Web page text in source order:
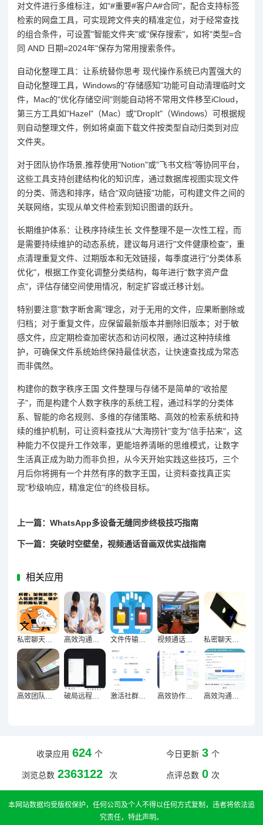
对文件进行多维标注，如"#重要#客户A#合同"，配合支持标签
检索的网盘工具，可实现跨文件夹的精准定位，对于经常查找
的组合条件，可设置"智能文件夹"或"保存搜索"，如将"类型=合
同 AND 日期=2024年"保存为常用搜索条件。
自动化整理工具：让系统替你思考 现代操作系统已内置强大的
自动化整理工具，Windows的"存储感知"功能可自动清理临时文
件，Mac的"优化存储空间"则能自动将不常用文件移至iCloud，
第三方工具如"Hazel"（Mac）或"DropIt"（Windows）可根据规
则自动整理文件，例如将桌面下载文件按类型自动归类到对应
文件夹。
对于团队协作场景,推荐使用"Notion"或"飞书文档"等协同平台，
这些工具支持创建结构化的知识库，通过数据库视图实现文件
的分类、筛选和排序，结合"双向链接"功能，可构建文件之间的
关联网络，实现从单文件检索到知识图谱的跃升。
长期维护体系：让秩序持续生长 文件整理不是一次性工程，而
是需要持续维护的动态系统，建议每月进行"文件健康检查"，重
点清理重复文件、过期版本和无效链接，每季度进行"分类体系
优化"，根据工作变化调整分类结构，每年进行"数字资产盘
点"，评估存储空间使用情况，制定扩容或迁移计划。
特别要注意"数字断舍离"理念，对于无用的文件，应果断删除或
归档；对于重复文件，应保留最新版本并删除旧版本；对于敏
感文件，应定期检查加密状态和访问权限，通过这种持续维
护，可确保文件系统始终保持最佳状态，让快速查找成为常态
而非偶然。
构建你的数字秩序王国 文件整理与存储不是简单的"收拾屋
子"，而是构建个人数字秩序的系统工程，通过科学的分类体
系、智能的命名规则、多维的存储策略、高效的检索系统和持
续的维护机制，可让资料查找从"大海捞针"变为"信手拈来"，这
种能力不仅提升工作效率，更能培养清晰的思维模式，让数字
生活真正成为助力而非负担，从今天开始实践这些技巧，三个
月后你将拥有一个井然有序的数字王国，让资料查找真正实
现"秒级响应，精准定位"的终极目标。
上一篇：WhatsApp多设备无缝同步终极技巧指南
下一篇：突破时空壁垒，视频通话音画双优实战指南
相关应用
视频通话画质音质双优化，远程会议清晰高效新攻略
高效团队资料管理密码，文件整理与存储技巧解锁术 破局远程沟通壁垒，视频通话与语音消息优化策略深度探索 激活社群活跃度，WhatsApp群发消息五大核心策略方法论 高效协作团队黄金法则，群组成员管理技巧精粹 高效沟通新引擎，群公告提醒设置技巧全解析
收录应用 624 个 今日更新 3 个
浏览总数 2363122 次 点评总数 0 次
本网站数据均受版权保护，任何公司及个人不得以任何方式复制，违者将依法追
究责任，特此声明。